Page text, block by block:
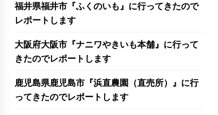
福井県福井市『ふくのいも』に行ってきたので
レポートします
大阪府大阪市『ナニワやきいも本舗』に行って
きたのでレポートします
鹿児島県鹿児島市『浜直農園（直売所）』に行
ってきたのでレポートします